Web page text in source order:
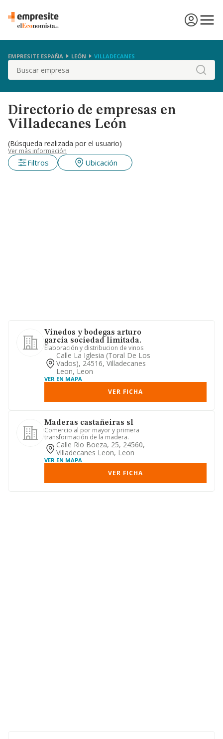
EMPRESITE ESPAÑA LEÓN VILLADECANES
Buscar
Directorio de empresas en
Villadecanes León
(Búsqueda realizada por el usuario)
Ver más información
Filtros Ubicación
Vinedos y bodegas arturo
garcia sociedad limitada.
Elaboración y distribucion de vinos
Calle La Iglesia (toral De Los
Vados), 24516, Villadecanes
Leon, Leon
VER EN MAPA
VER FICHA
Maderas castañeiras sl
Comercio al por mayor y primera
transformación de la madera.
Calle Rio Boeza, 25, 24560,
Villadecanes Leon, Leon
VER EN MAPA
VER FICHA